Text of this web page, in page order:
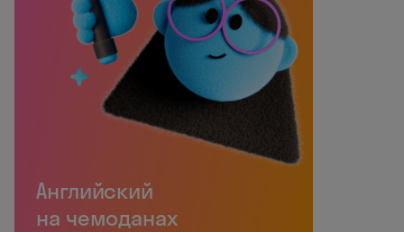
Английский
на чемоданах